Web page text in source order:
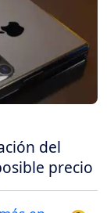
del
precio